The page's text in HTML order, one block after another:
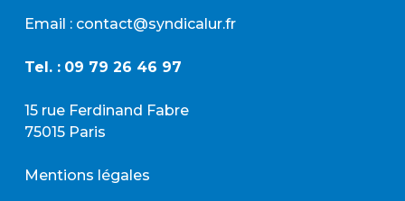
Email : contact@syndicalur.fr
Tel. : 09 79 26 46 97
15 rue Ferdinand Fabre
75015 Paris
Mentions légales